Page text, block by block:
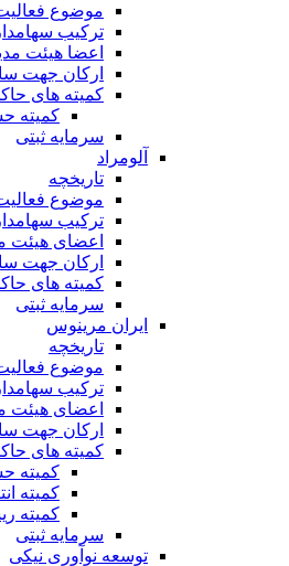
موضوع
ترکیب
اعضا هیئت
ارکان جهت
کمیته های
کمیته
سرمایه ثبتی
آلومراد
تاریخچه
موضوع
ترکیب
اعضای هیئت
ارکان جهت
کمیته های
سرمایه ثبتی
ایران مرینوس
تاریخچه
موضوع
ترکیب
اعضای هیئت
ارکان جهت
کمیته های
کمیته
کمیته
کمیته
سرمایه ثبتی
توسعه نوآوری نیکی